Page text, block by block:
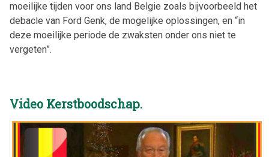
moeilijke tijden voor ons land Belgie zoals bijvoorbeeld het
debacle van Ford Genk, de mogelijke oplossingen, en “in
deze moeilijke periode de zwaksten onder ons niet te
vergeten”.
Video Kerstboodschap.